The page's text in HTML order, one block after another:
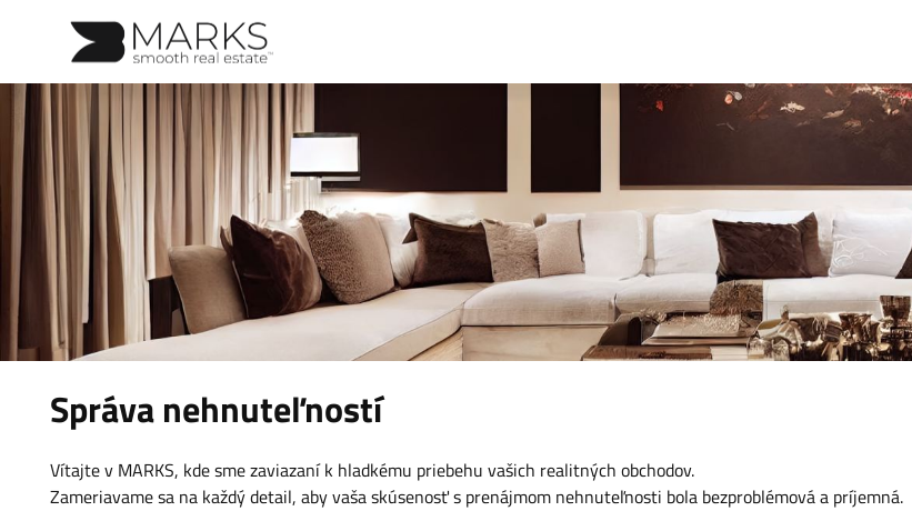
Správa nehnuteľností
Vítajte v MARKS, kde sme zaviazaní k hladkému priebehu vašich realitných obchodov.
Zameriavame sa na každý detail, aby vaša skúsenosť s prenájmom nehnuteľnosti bola bezproblémová a príjemná.